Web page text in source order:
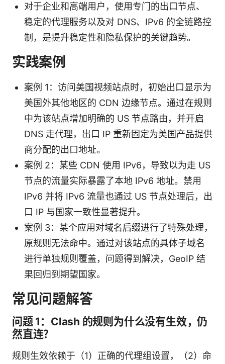
对于企业和高端用户，使用专门的出口节点、
稳定的代理服务以及对 DNS、IPv6 的全链路控
制，是提升稳定性和隐私保护的关键趋势。
实践案例
案例 1：访问美国视频站点时，初始出口显示为
美国外其他地区的 CDN 边缘节点。通过在规则
中为该站点增加明确的 US 节点路由，并开启
DNS 走代理，出口 IP 重新固定为美国产品提供
商分配的出口地址。
案例 2：某些 CDN 使用 IPv6，导致以为走 US
节点的流量实际暴露了本地 IPv6 地址。禁用
IPv6 并将 IPv6 流量也通过 US 节点处理后，出
口 IP 与国家一致性显著提升。
案例 3：某个应用对域名后缀进行了特殊处理，
原规则无法命中。通过对该站点的具体子域名
进行单独规则覆盖，问题得到解决，GeoIP 结
果回归到期望国家。
常见问题解答
问题 1：Clash 的规则为什么没有生效，仍
然直连？
规则生效依赖于（1）正确的代理组设置，（2）命